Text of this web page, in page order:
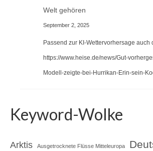
Welt gehören
September 2, 2025
Passend zur KI-Wettervorhersage
https://www.heise.de/news/Gut-
Modell-zeigte-bei-Hurrikan-Erin-sein-
Keyword-Wolke
Arktis Ausgetrocknete Flüsse Mitteleuropa